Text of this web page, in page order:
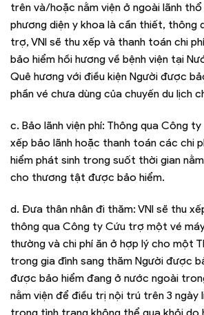
trên và/hoặc nằm viện ở ngoài lãnh thổ
phương diện y khoa là cần thiết, thông
trợ, VNI sẽ thu xếp và thanh toán chi
bảo hiểm hồi hương về bệnh viện tại
Quê hương với điều kiện Người được
phần vé chưa dùng của chuyến du lịch
c. Bảo lãnh viện phí: Thông qua Công
xếp bảo lãnh hoặc thanh toán các chi
hiểm phát sinh trong suốt thời gian
cho thương tật được bảo hiểm.
d. Đưa thân nhân đi thăm: VNI sẽ thu
thông qua Công ty Cứu trợ một vé
thường và chi phí ăn ở hợp lý cho một
trong gia đình sang thăm Người được
được bảo hiểm đang ở nước ngoài
nằm viện để điều trị nội trú trên 3 ngày